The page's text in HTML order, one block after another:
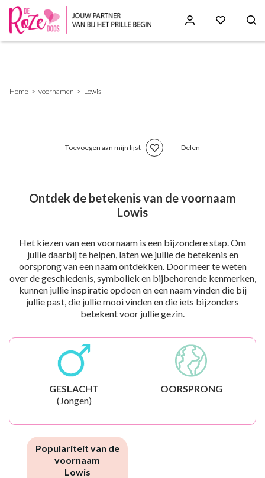
Home voornamen Lowis
Toevoegen aan mijn lijst Delen
Ontdek de betekenis van de voornaam
Lowis
Het kiezen van een voornaam is een bijzondere stap. Om
jullie daarbij te helpen, laten we jullie de betekenis en
oorsprong van een naam ontdekken. Door meer te weten
over de geschiedenis, symboliek en bijbehorende kenmerken,
kunnen jullie inspiratie opdoen en een naam vinden die bij
jullie past, die jullie mooi vinden en die iets bijzonders
betekent voor jullie gezin.
GESLACHT
(Jongen)
OORSPRONG
Populariteit van de
voornaam
Lowis